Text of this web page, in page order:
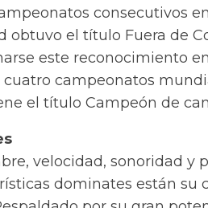
consecutivos
obtuvo el título Fuera de
este reconocimiento
campeonatos
el título Campeón de
velocidad, sonoridad y
dominates están su